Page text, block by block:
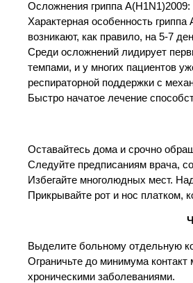
Осложнения гриппа А(Н1N1)2009:
Характерная особенность
возникают, как правило, на 5-7
Среди осложнений лидирует
темпами, и у многих пациентов
респираторной поддержки с
Быстро начатое лечение
Оставайтесь дома и срочно
Следуйте предписаниям врача,
Избегайте многолюдных мест.
Прикрывайте рот и нос платком,
Выделите больному отдельную
Ограничьте до минимума
хроническими заболеваниями.